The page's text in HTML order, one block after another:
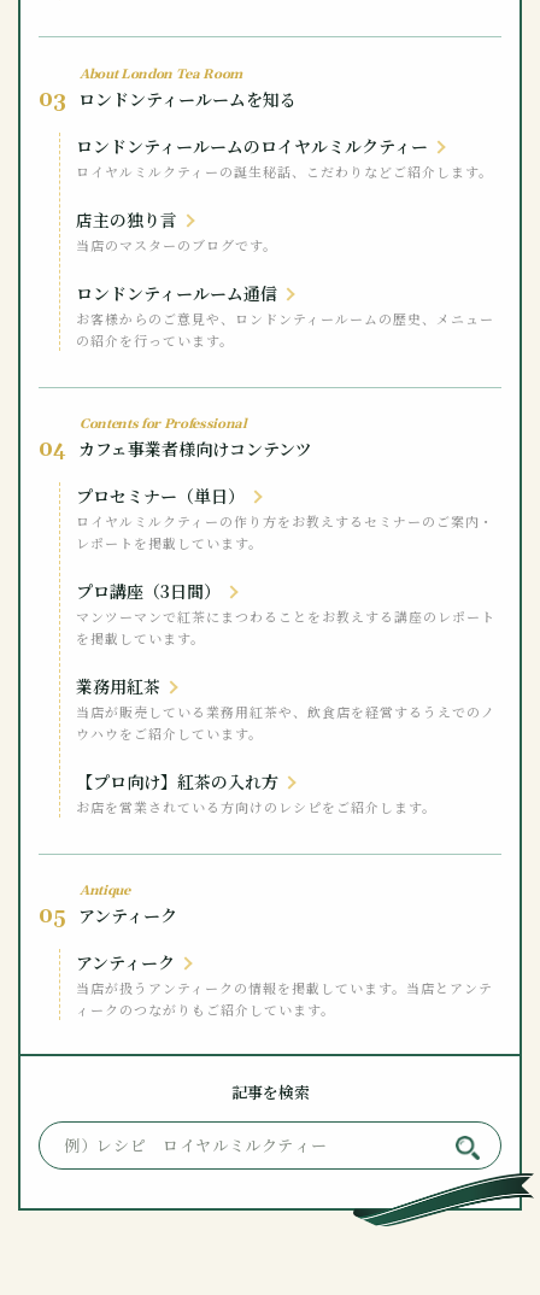
About London Tea Room
03
ロンドンティールームを知る
ロンドンティールームのロイヤルミルクティー
ロイヤルミルクティーの誕生秘話、こだわりなどご紹介します。
店主の独り言
当店のマスターのブログです。
ロンドンティールーム通信
お客様からのご意見や、ロンドンティールームの歴史、メニュー
の紹介を行っています。
Contents for Professional
04 カフェ事業者様向けコンテンツ
プロセミナー（単日）
ロイヤルミルクティーの作り方をお教えするセミナーのご案内・
レポートを掲載しています。
プロ講座（3日間）
マンツーマンで紅茶にまつわることをお教えする講座のレポート
を掲載しています。
業務用紅茶
当店が販売している業務用紅茶や、飲食店を経営するうえでのノ
ウハウをご紹介しています。
【プロ向け】紅茶の入れ方
お店を営業されている方向けのレシピをご紹介します。
Antique
05
アンティーク
アンティーク
当店が扱うアンティークの情報を掲載しています。当店とアンテ
ィークのつながりもご紹介しています。
記事を検索